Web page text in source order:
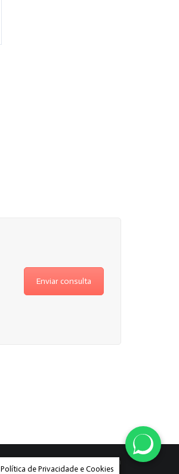
Enviar consulta
export@chromatic-rayon.com
Política de Privacidade e Cookies